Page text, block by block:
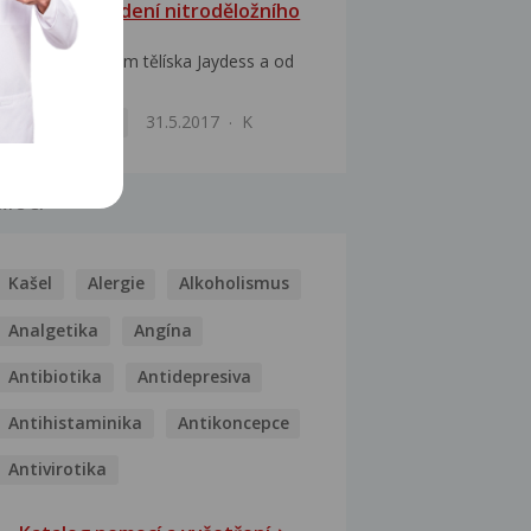
Akné po zavedení nitroděložního
tělíska
Dobrý večer. Mám tělíska Jaydess a od
31.5.2017 K
Kašel Alergie Alkoholismus
Analgetika Angína
Antibiotika Antidepresiva
Antihistaminika Antikoncepce
Antivirotika